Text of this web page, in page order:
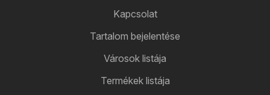
Kapcsolat
Tartalom bejelentése
Városok listája
Termékek listája